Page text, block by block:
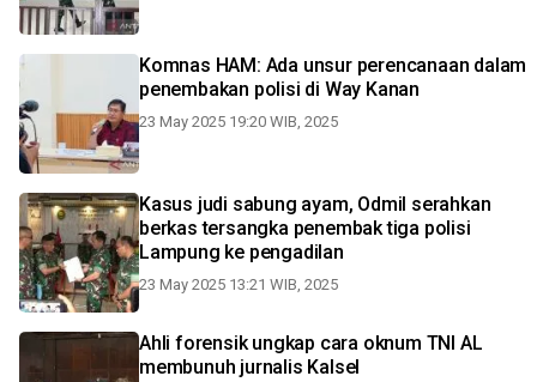
Komnas HAM: Ada unsur perencanaan dalam
penembakan polisi di Way Kanan
23 May 2025 19:20 WIB, 2025
Kasus judi sabung ayam, Odmil serahkan
berkas tersangka penembak tiga polisi
Lampung ke pengadilan
23 May 2025 13:21 WIB, 2025
Ahli forensik ungkap cara oknum TNI AL
membunuh jurnalis Kalsel